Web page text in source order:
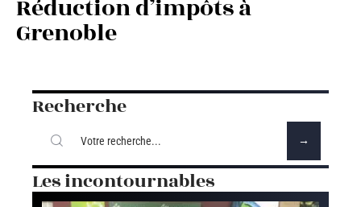
Réduction d’impôts à
Grenoble
Recherche
Les incontournables